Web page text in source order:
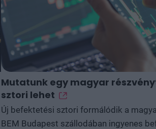
Mutatunk egy magyar
sztori lehet
Új befektetési sztori formálódik a
BEM Budapest szállodában ingyenes